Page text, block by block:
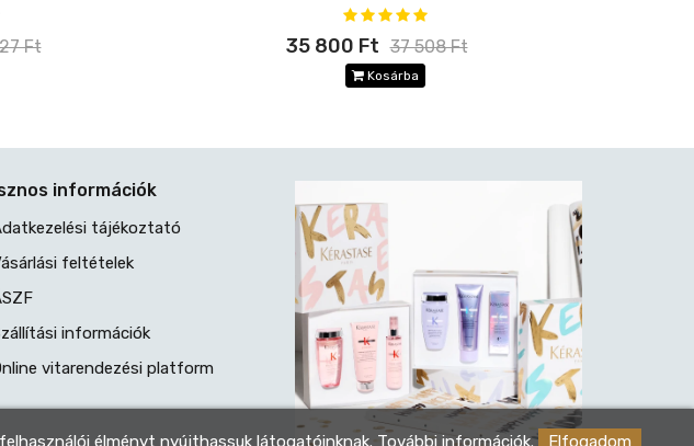
Ft 35 800 Ft 37 508 Ft
Kosárba
információk
tájékoztató
feltételek
információk
vitarendezési platform
élményt nyújthassuk látogatóinknak. További információk. Elfogadom